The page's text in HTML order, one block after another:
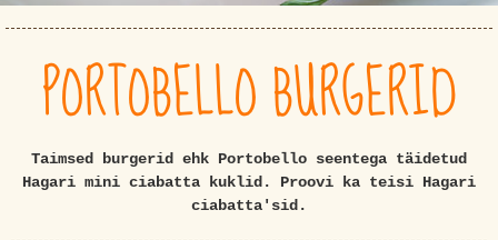
PORTOBELLO BURGERID
Taimsed burgerid ehk Portobello seentega täidetud
Hagari mini ciabatta kuklid. Proovi ka teisi Hagari
ciabatta'sid.